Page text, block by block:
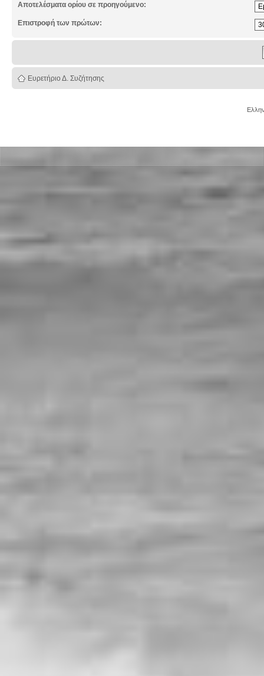
Αποτελέσματα ορίου σε προηγούμενο:
Επιστροφή των πρώτων:
Ευρετήριο Δ. Συζήτησης